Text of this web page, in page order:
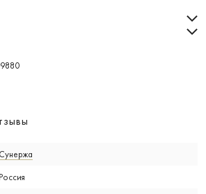
Сунержа
Россия